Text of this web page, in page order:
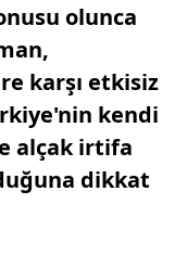
olunca
karşı etkisiz
kendi
alçak irtifa
dikkat